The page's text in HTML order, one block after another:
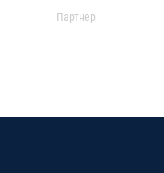
Партнер